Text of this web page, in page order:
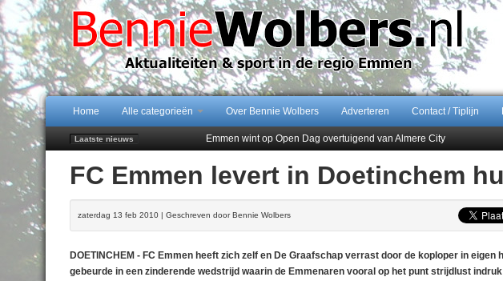
Home Alle categorieën Over Bennie Wolbers Adverteren Contact / Tiplijn
Laatste nieuws
Emmen wint op Open Dag overtuigend van Almere City
Jubileumfeest 35 jaar De Amer
Hunzeloopwandeltocht keert op 19 september 2026 terug naar
102 kaarsen voor eeuwling Mieke Sijbom-Maatje
FC Emmen levert in Doetinchem
zaterdag 13 feb 2010 | Geschreven door Bennie Wolbers
DOETINCHEM - FC Emmen heeft zich zelf en De Graafschap verrast door de koploper in eigen
gebeurde in een zinderende wedstrijd waarin de Emmenaren vooral op het punt strijdlust